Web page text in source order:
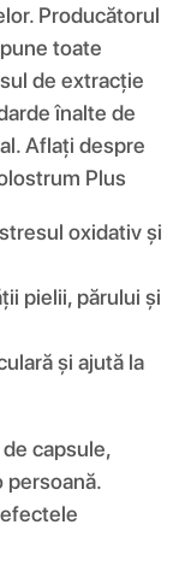
Producătorul
toate
de extracție
înalte de
Aflați despre
Plus
oxidativ și
pielii, părului și
și ajută la
capsule,
persoană.